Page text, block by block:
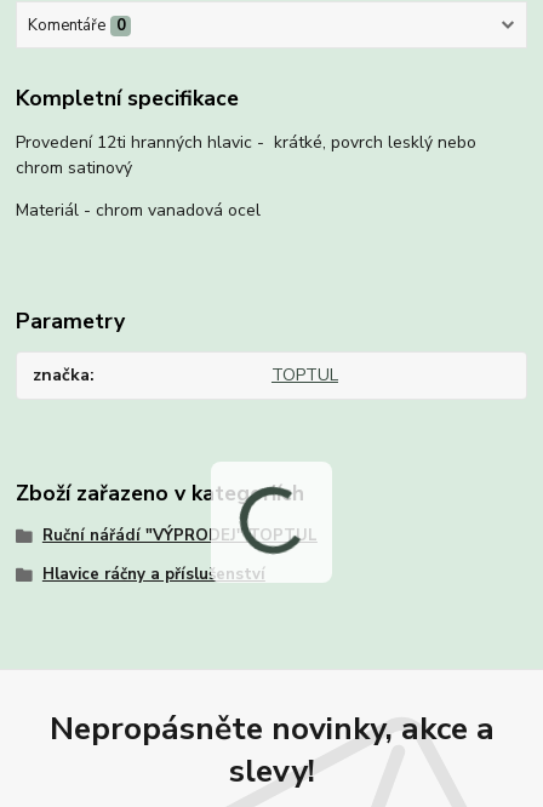
Komentáře 0
Kompletní specifikace
Provedení 12ti hranných hlavic - krátké, povrch lesklý nebo
chrom satinový
Materiál - chrom vanadová ocel
Parametry
značka TOPTUL
Zboží zařazeno v kategoriích
Ruční nářádí "VÝPRODEJ" TOPTUL
Hlavice ráčny a příslušenství
Nepropásněte novinky, akce a
slevy!